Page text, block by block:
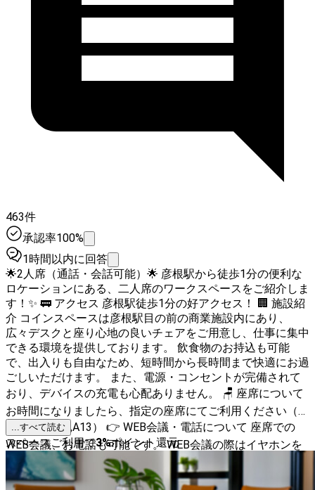
463件
承認率100%
1時間以内に回答
🌟2人席（通話・会話可能）🌟 彦根駅から徒歩1分の便利な
ロケーションにある、二人席のワークスペースをご紹介しま
す！✨ 🚃 アクセス 彦根駅徒歩1分の好アクセス！ 🏢 施設紹
介 コインスペースは彦根駅目の前の商業施設内にあり、
広々デスクと座り心地の良いチェアをご用意し、仕事に集中
できる環境を提供しております。 飲食物のお持込も可能
で、出入りも自由なため、短時間から長時間まで快適にお過
ごしいただけます。 また、電源・コンセントが完備されて
おり、デバイスの充電も心配ありません。 🪑 座席について
お時間になりましたら、指定の座席にてご利用ください（座
席番号：A12,A13） 👉 WEB会議・電話について 座席での
WEB会議、お電話も可能です。 WEB会議の際はイヤホンを
ご利用の上、他のお客様にご配慮ください。
...すべて読む
スペースご利用で3%ポイント還元